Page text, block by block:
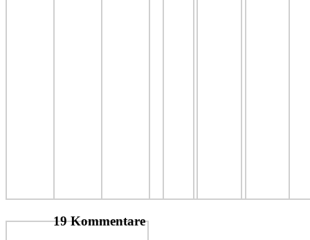
19 Kommentare